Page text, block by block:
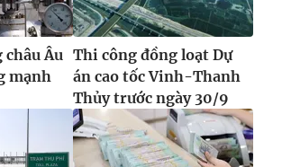
mọi hình thức nếu không có sự chấp
Ghi rõ nguồn VTV.vn khi phát hành lại
này.
châu Âu
mạnh
Thi công đồng loạt Dự
án cao tốc Vinh-Thanh
Thủy trước ngày 30/9